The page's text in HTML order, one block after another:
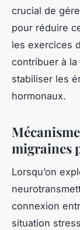
crucial de
pour réduire
les exercices
contribuer à
stabiliser les
hormonaux.
migraines
Lorsqu’on
connexion
situation